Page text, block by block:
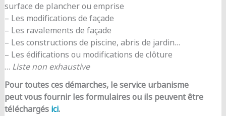
surface de plancher ou emprise
– Les modifications de façade
– Les ravalements de façade
– Les constructions de piscine, abris de jardin…
– Les édifications ou modifications de clôture
… Liste non exhaustive
Pour toutes ces démarches, le service urbanisme
peut vous fournir les formulaires ou ils peuvent être
téléchargés ici.